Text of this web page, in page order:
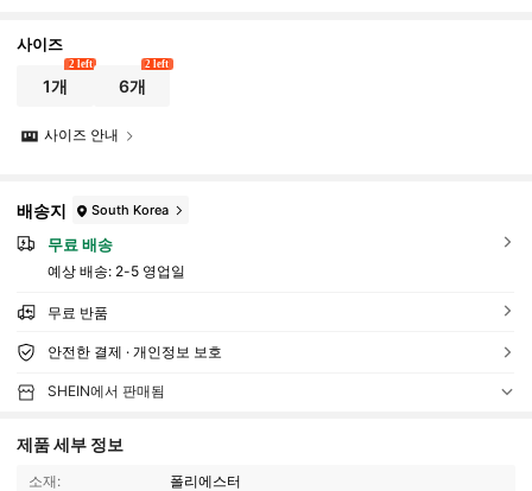
사이즈
1개
2 left
6개
2 left
사이즈 안내
배송지 South Korea
무료 배송
예상 배송: 2-5 영업일
무료 반품
안전한 결제 · 개인정보 보호
SHEIN에서 판매됨
제품 세부 정보
소재:
폴리에스터